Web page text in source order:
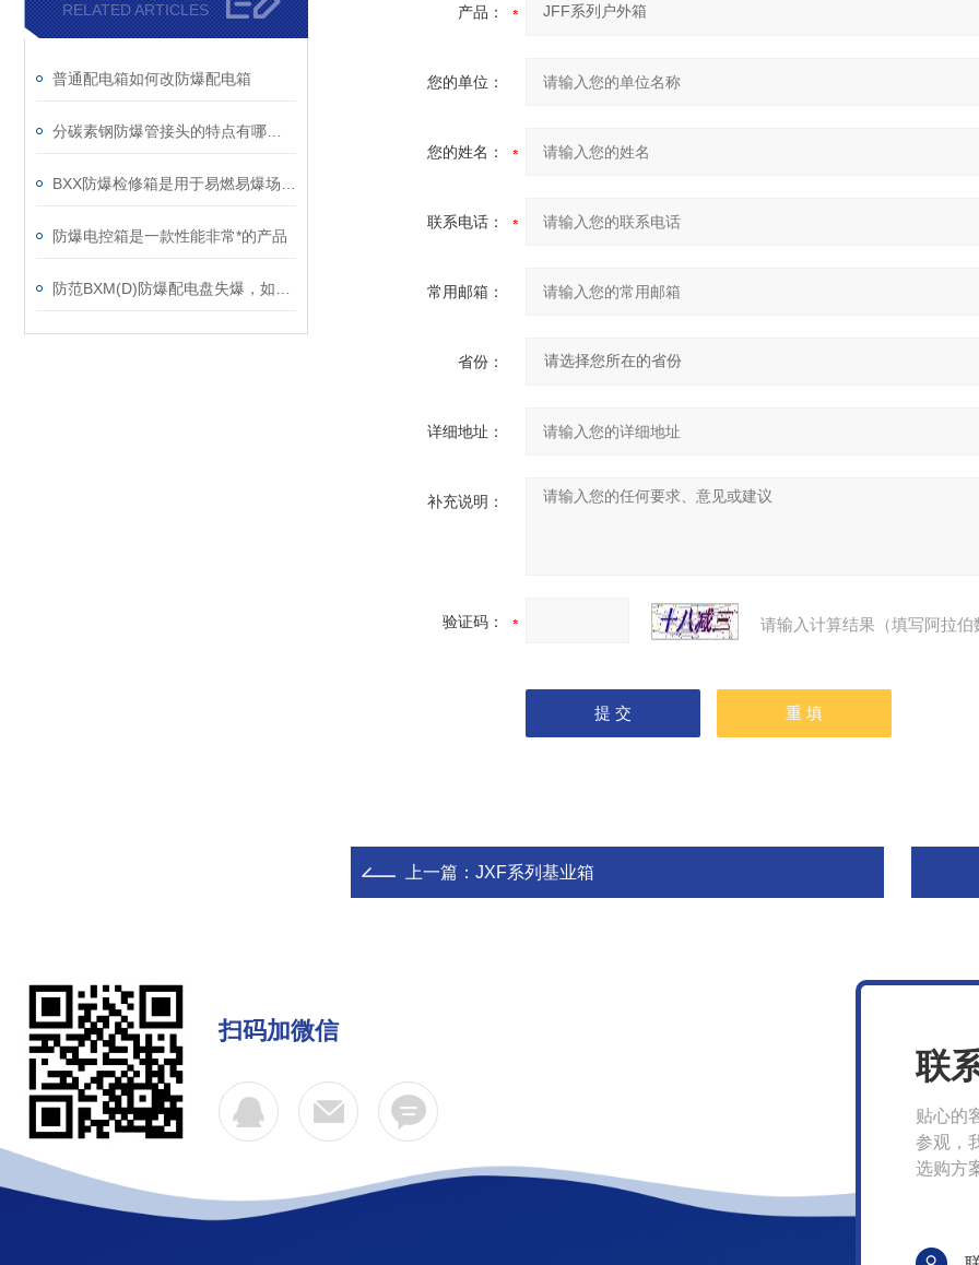
RELATED ARTICLES
普通配电箱如何改防爆配电箱
防爆电控箱是一款性能非常*的产品
产品：
您的单位：
您的姓名：
联系电话：
常用邮箱：
省份：
详细地址：
补充说明：
验证码： 请输入计算结果（填写阿拉
上一篇： JXF系列基业箱
扫码加微信
联
贴心的
参观，
选购方